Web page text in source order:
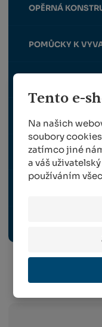
Tento e-
Na našich
soubory
zatímco jiné
a váš
používáním
OPĚRNÁ
POMŮCKY K
ROUBOVÁNÍ
SKLIZEŇ
Info o